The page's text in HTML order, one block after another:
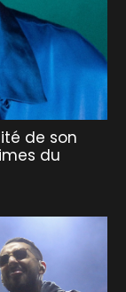
de son
du